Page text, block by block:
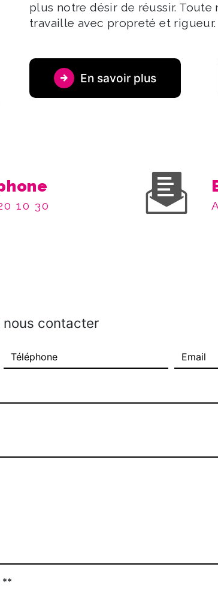
plus notre désir de réussir.
travaille avec propreté et rigueur.
En savoir plus
10 30
nous contacter
**